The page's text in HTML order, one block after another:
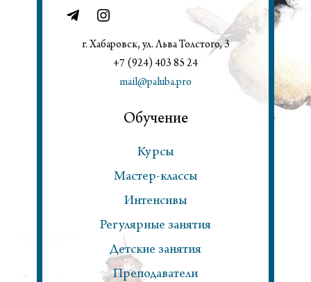
г. Хабаровск, ул. Льва Толстого, 3
+7 (924) 403 85 24
mail@paluba.pro
Обучение
Курсы
Мастер-классы
Интенсивы
Регулярные занятия
Детские занятия
Преподаватели